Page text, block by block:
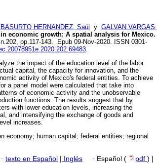
BASURTO HERNANDEZ, Saúl y GALVAN VARGAS,
economic growth: A spatial analysis for Mexico.
pp.117-143. Epub 09-Nov-2020. ISSN 0301-
.
the impact of the education level of the labor
capital, the capacity for innovation, and the
activity of Mexico's federal entities. To achieve
a panel model were calculated that take into
of economic activity and the unobservable
functions. The results suggest that by
with lower education levels, increasing the
and intensifying the exchange of goods and
increases.
economy; human capital; federal entities; regional
· texto en Español | Inglés · Español ( pdf ) |